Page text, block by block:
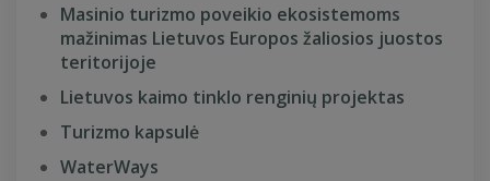
Masinio turizmo poveikio ekosistemoms
mažinimas Lietuvos Europos žaliosios juostos
teritorijoje
Lietuvos kaimo tinklo renginių projektas
Turizmo kapsulė
WaterWays